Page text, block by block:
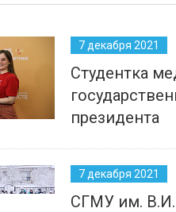
7 декабря 2021
Студентка
президента
7 декабря 2021
СГМУ им. В.И.